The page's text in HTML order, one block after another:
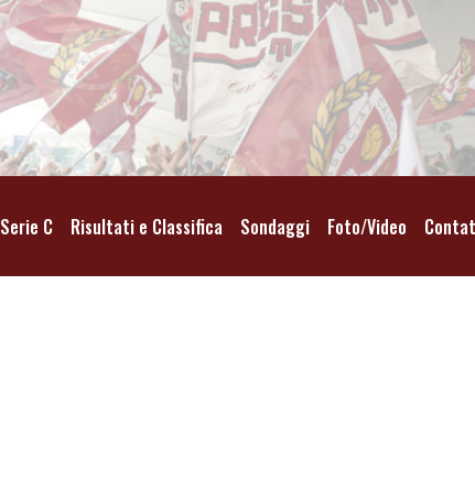
Serie C Risultati e Classifica Sondaggi Foto/Video